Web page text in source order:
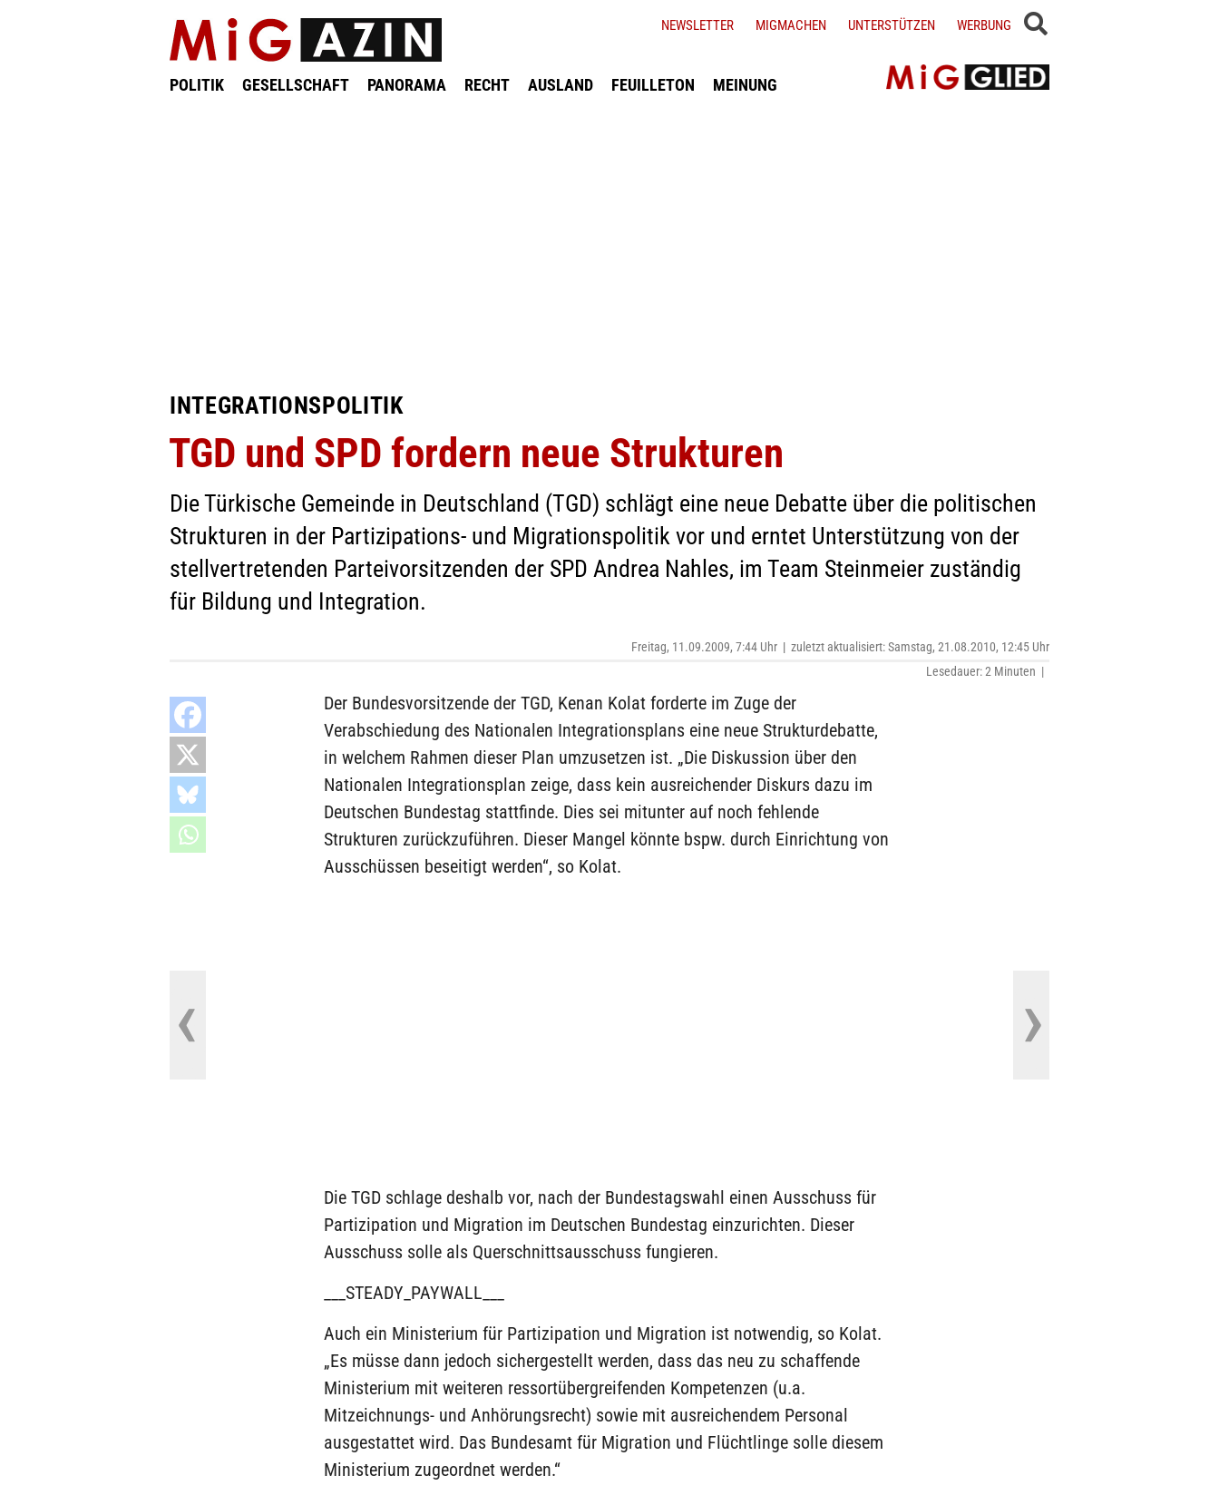
POLITIK GESELLSCHAFT PANORAMA RECHT AUSLAND FEUILLETON MEINUNG
NEWSLETTER MIGMACHEN UNTERSTÜTZEN WERBUNG
INTEGRATIONSPOLITIK
TGD und SPD fordern neue Strukturen
Die Türkische Gemeinde in Deutschland (TGD) schlägt eine neue Debatte über die politischen
Strukturen in der Partizipations- und Migrationspolitik vor und erntet Unterstützung von der
stellvertretenden Parteivorsitzenden der SPD Andrea Nahles, im Team Steinmeier zuständig
für Bildung und Integration.
Freitag, 11.09.2009, 7:44 Uhr | zuletzt aktualisiert: Samstag, 21.08.2010, 12:45 Uhr
Lesedauer: 2 Minuten |
Der Bundesvorsitzende der TGD, Kenan Kolat forderte im Zuge der
Verabschiedung des Nationalen Integrationsplans eine neue Strukturdebatte,
in welchem Rahmen dieser Plan umzusetzen ist. „Die Diskussion über den
Nationalen Integrationsplan zeige, dass kein ausreichender Diskurs dazu im
Deutschen Bundestag stattfinde. Dies sei mitunter auf noch fehlende
Strukturen zurückzuführen. Dieser Mangel könnte bspw. durch Einrichtung von
Ausschüssen beseitigt werden“, so Kolat.
Die TGD schlage deshalb vor, nach der Bundestagswahl einen Ausschuss für
Partizipation und Migration im Deutschen Bundestag einzurichten. Dieser
Ausschuss solle als Querschnittsausschuss fungieren.
___STEADY_PAYWALL___
Auch ein Ministerium für Partizipation und Migration ist notwendig, so Kolat.
„Es müsse dann jedoch sichergestellt werden, dass das neu zu schaffende
Ministerium mit weiteren ressortübergreifenden Kompetenzen (u.a.
Mitzeichnungs- und Anhörungsrecht) sowie mit ausreichendem Personal
ausgestattet wird. Das Bundesamt für Migration und Flüchtlinge solle diesem
Ministerium zugeordnet werden.“